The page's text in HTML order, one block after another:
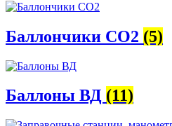
Баллончики CO2 (5)
Баллоны ВД (11)